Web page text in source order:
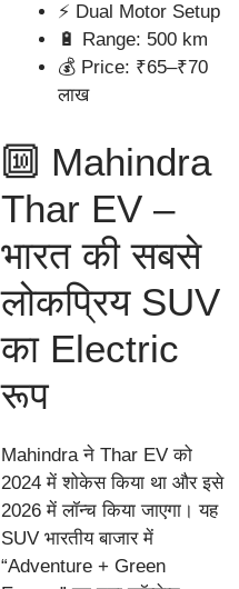
⚡ Dual Motor Setup
🔋 Range: 500 km
💰 Price: ₹65–₹70
लाख
🔟 Mahindra
Thar EV –
भारत की सबसे
लोकप्रिय SUV
का Electric
रूप
Mahindra ने Thar EV को
2024 में शोकेस किया था और इसे
2026 में लॉन्च किया जाएगा। यह
SUV भारतीय बाजार में
“Adventure + Green